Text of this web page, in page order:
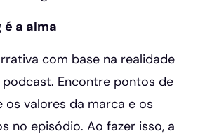
a alma
com base na realidade
Encontre pontos de
os valores da marca e os
no episódio. Ao fazer isso, a